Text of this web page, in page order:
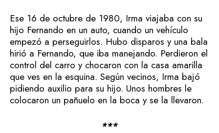
Ese 16 de octubre de 1980, Irma viajaba con su
hijo Fernando en un auto, cuando un vehículo
empezó a perseguirlos. Hubo disparos y una bala
hirió a Fernando, que iba manejando. Perdieron el
control del carro y chocaron con la casa amarilla
que ves en la esquina. Según vecinos, Irma bajó
pidiendo auxilio para su hijo. Unos hombres le
colocaron un pañuelo en la boca y se la llevaron.
***